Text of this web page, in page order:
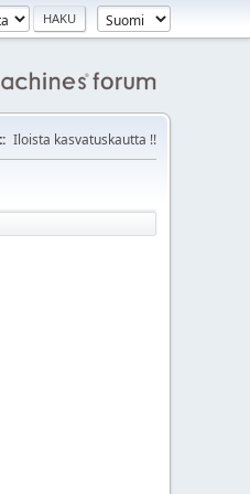
Iloista kasvatuskautta !!